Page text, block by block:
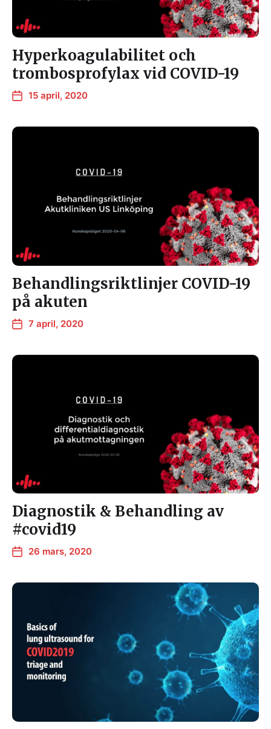
Hyperkoagulabilitet och
trombosprofylax vid COVID-19
15 april, 2020
Behandlingsriktlinjer COVID-19
på akuten
7 april, 2020
Diagnostik & Behandling av
#covid19
26 mars, 2020